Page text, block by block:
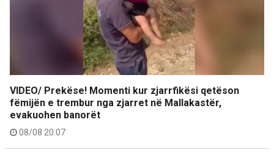
VIDEO/ Prekëse! Momenti kur zjarrfikësi qetëson
fëmijën e trembur nga zjarret në Mallakastër,
evakuohen banorët
08/08 20:07